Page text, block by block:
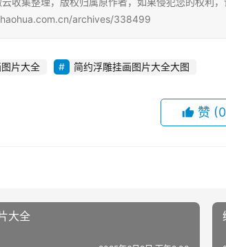
archives/338499
片大全 简约浮雕挂画图片大全大图
赞
大全